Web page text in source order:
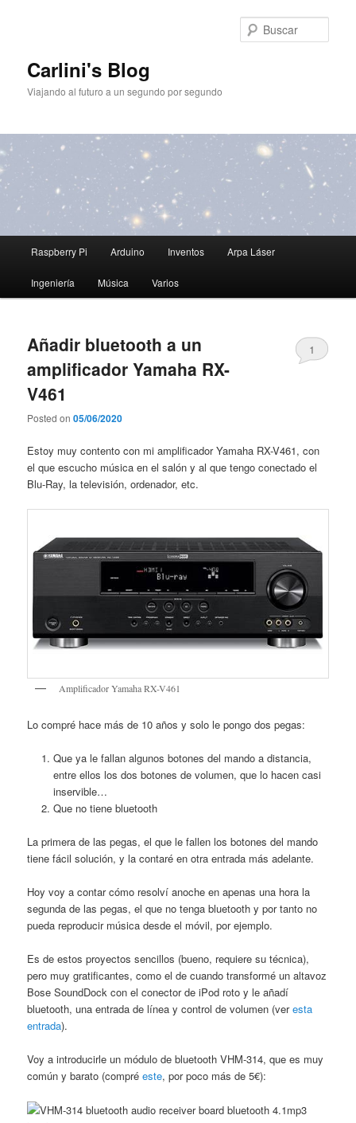
Carlini's Blog
Viajando al futuro a un segundo por segundo
Raspberry Pi Arduino Inventos Arpa Láser
Ingeniería Música Varios
Añadir bluetooth a un
amplificador Yamaha RX-
V461
Posted on05/06/2020
1
Estoy muy contento con mi amplificador Yamaha RX-V461, con
el que escucho música en el salón y al que tengo conectado el
Blu-Ray, la televisión, ordenador, etc.
Amplificador Yamaha RX-V461
Lo compré hace más de 10 años y solo le pongo dos pegas:
Que ya le fallan algunos botones del mando a distancia,
entre ellos los dos botones de volumen, que lo hacen casi
inservible…
Que no tiene bluetooth
La primera de las pegas, el que le fallen los botones del mando
tiene fácil solución, y la contaré en otra entrada más adelante.
Hoy voy a contar cómo resolví anoche en apenas una hora la
segunda de las pegas, el que no tenga bluetooth y por tanto no
pueda reproducir música desde el móvil, por ejemplo.
Es de estos proyectos sencillos (bueno, requiere su técnica),
pero muy gratificantes, como el de cuando transformé un altavoz
Bose SoundDock con el conector de iPod roto y le añadí
bluetooth, una entrada de línea y control de volumen (veresta
entrada).
Voy a introducirle un módulo de bluetooth VHM-314, que es muy
común y barato (compréeste, por poco más de 5€):